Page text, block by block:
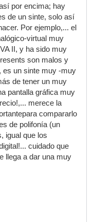
por encima; hay
de un sinte, solo así
Por ejemplo,... el
virtual muy
II, y ha sido muy
son malos y
es un sinte muy -muy
de tener un muy
pantalla gráfica muy
merece la
compararlo
de polifonía (un
igual que los
cuidado que
llega a dar una muy